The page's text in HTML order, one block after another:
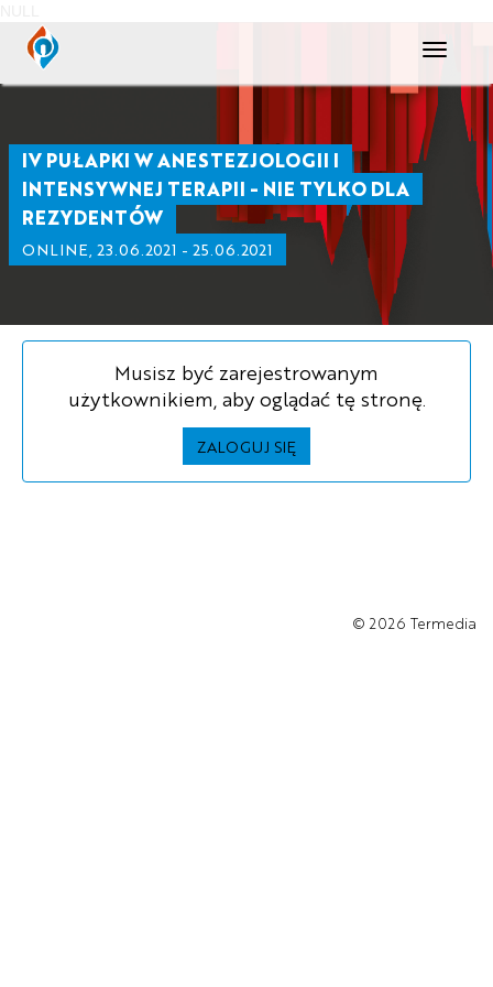
Toggle
IV PUŁAPKI W ANESTEZJOLOGII I
INTENSYWNEJ TERAPII - NIE TYLKO DLA
REZYDENTÓW
ONLINE, 23.06.2021 - 25.06.2021
Musisz być zarejestrowanym
użytkownikiem, aby oglądać tę stronę.
ZALOGUJ SIĘ
© 2026 Termedia